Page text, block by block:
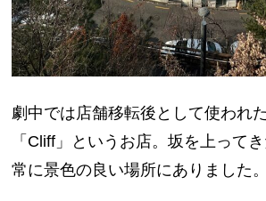
劇中では店舗移転後として使われ
「Cliff」というお店。坂を上って
常に景色の良い場所にありました。